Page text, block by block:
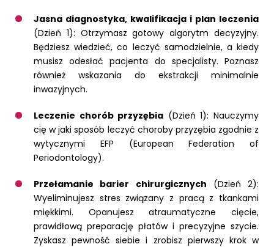
Jasna diagnostyka, kwalifikacja i plan leczenia
(Dzień 1): Otrzymasz gotowy algorytm decyzyjny.
Będziesz wiedzieć, co leczyć samodzielnie, a kiedy
musisz odesłać pacjenta do specjalisty. Poznasz
również wskazania do ekstrakcji minimalnie
inwazyjnych.
Leczenie chorób przyzębia (Dzień 1): Nauczymy
cię w jaki sposób leczyć choroby przyzębia zgodnie z
wytycznymi EFP (European Federation of
Periodontology).
Przełamanie barier chirurgicznych (Dzień 2):
Wyeliminujesz stres związany z pracą z tkankami
miękkimi. Opanujesz atraumatyczne cięcie,
prawidłową preparację płatów i precyzyjne szycie.
Zyskasz pewność siebie i zrobisz pierwszy krok w